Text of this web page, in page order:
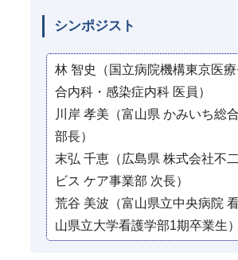
シンポジスト
林 智史（国立病院機構東京医
合内科・感染症内科 医員）
川岸 孝美（富山県 かみいち総
部長）
末弘 千恵（広島県 株式会社不
ビス ケア事業部 次長）
荒谷 美波（富山県立中央病院
山県立大学看護学部1期卒業生）